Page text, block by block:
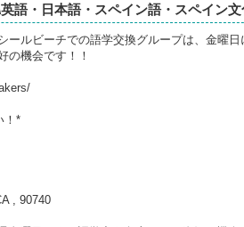
語・日本語・スペイン語・スペイン
ールビーチでの語学交換グループは、金曜
の機会です！！
！*
, 90740